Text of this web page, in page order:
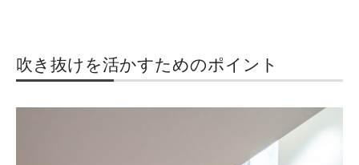
吹き抜けを活かすためのポイント